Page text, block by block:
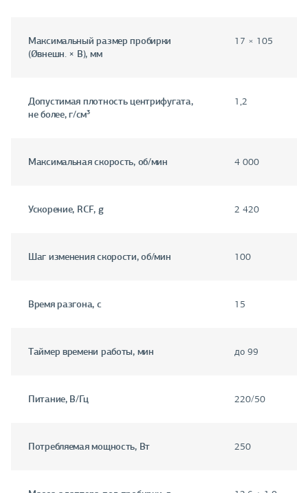
Максимальный размер пробирки
(Øвнешн. × В), мм
17 × 105
Допустимая плотность центрифугата,
не более, г/см³
1,2
Максимальная скорость, об/мин 4 000
Ускорение, RCF, g 2 420
Шаг изменения скорости, об/мин 100
Время разгона, с 15
Таймер времени работы, мин до 99
Питание, В/Гц 220/50
Потребляемая мощность, Вт 250